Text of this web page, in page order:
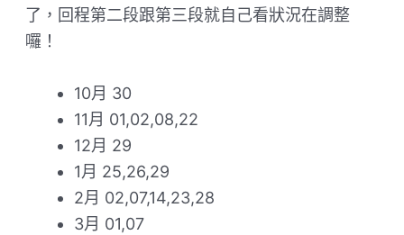
了，回程第二段跟第三段就自己看狀況在調整
囉！
​10月 30
11月 01,02,08,22
12月 29
1月 25,26,29
2月 02,07,14,23,28
3月 01,07